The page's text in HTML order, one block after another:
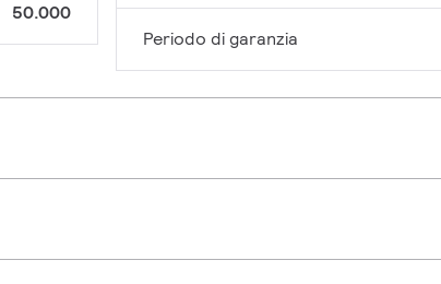
50.000
Periodo di garanzia